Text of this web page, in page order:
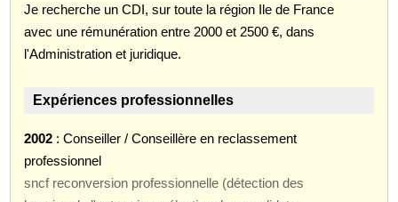
Je recherche un CDI, sur toute la région Ile de France
avec une rémunération entre 2000 et 2500 €, dans
l'Administration et juridique.
Expériences professionnelles
2002 : Conseiller / Conseillère en reclassement
professionnel
sncf reconversion professionnelle (détection des